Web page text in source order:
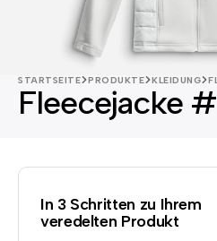
STARTSEITE PRODUKTE KLEIDUNG
Fleecejacke
In 3 Schritten zu Ihrem
veredelten Produkt